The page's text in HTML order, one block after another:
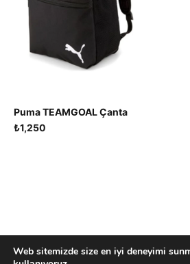
Puma TEAMGOAL Çanta
₺1,250
2026 Created by
Web sitemizde size en iyi deneyimi